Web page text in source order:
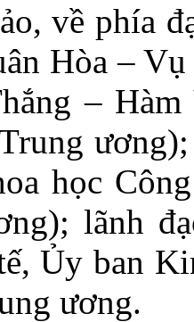
về phía
Hòa –
–
học
lãnh
Ủy ban
ương.